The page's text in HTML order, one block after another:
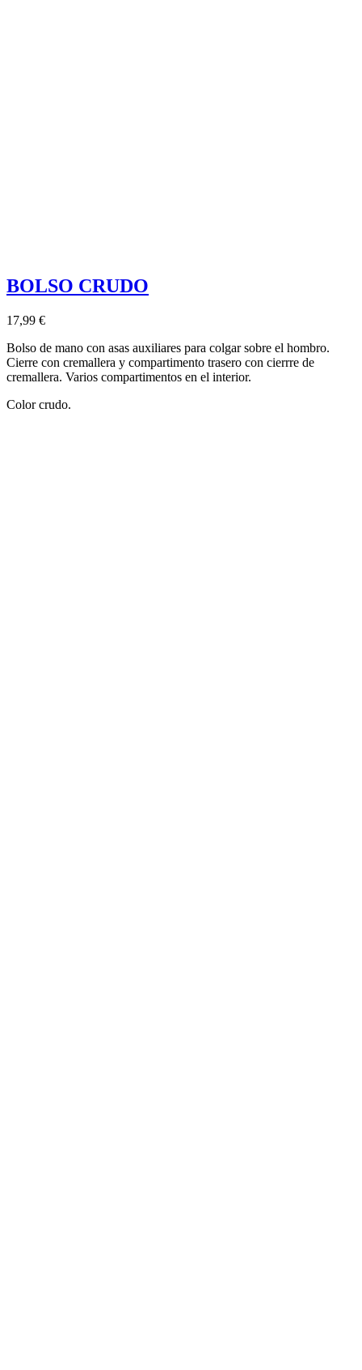
BOLSO CRUDO
17,99 €
Bolso de mano con asas auxiliares para colgar sobre el hombro.
Cierre con cremallera y compartimento trasero con cierrre de
cremallera. Varios compartimentos en el interior.
Color crudo.